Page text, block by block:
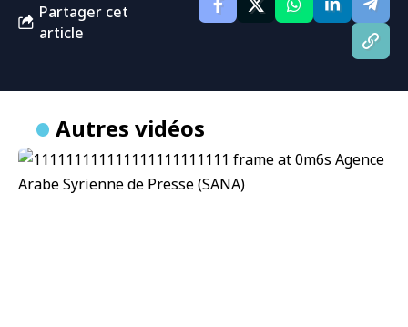
Partager cet
article
Autres vidéos